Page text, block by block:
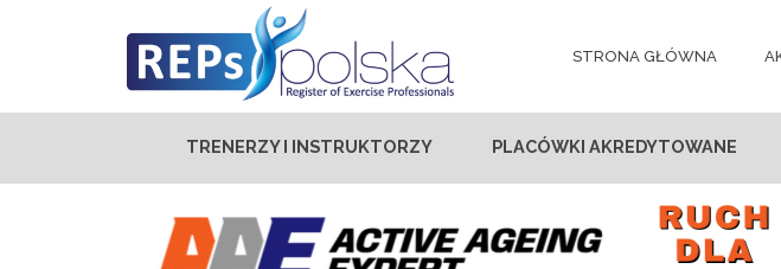
STRONA GŁÓWNA
TRENERZY I INSTRUKTORZY PLACÓWKI AKREDYTOWANE